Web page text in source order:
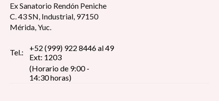
Ex Sanatorio Rendón Peniche
C. 43 SN, Industrial, 97150
Mérida, Yuc.
Tel.:
+52 (999) 922 8446 al 49
Ext: 1203
(Horario de 9:00 -
14:30 horas)